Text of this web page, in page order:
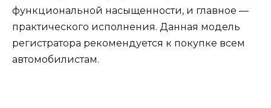
функциональной насыщенности, и главное —
практического исполнения. Данная модель
регистратора рекомендуется к покупке всем
автомобилистам.